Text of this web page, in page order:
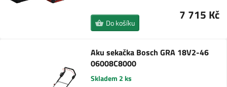
7 715 Kč
Do košíku
Aku sekačka Bosch GRA 18V2-46
06008C8000
Skladem 2 ks